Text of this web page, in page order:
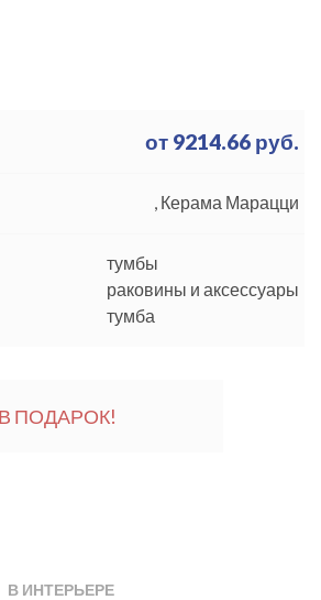
от 9214.66 руб.
, Керама Марацци
тумбы
раковины и аксессуары
тумба
ПОДАРОК!
В ИНТЕРЬЕРЕ